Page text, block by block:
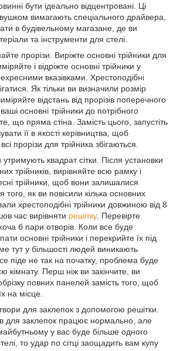
бути ідеально відцентровані. Ці
вушком вимагають спеціального драйвера,
в будівельному магазане, де ви
та інструменти для стелі.
прорізи. Виріжте основні трійники для
і відріжте основні трійники у
вказівками. Хрестоподібні
Як тільки ви визначили розмір
відстань від прорізів поперечного
ваші основні трійники до потрібного
що пряма стіна. Замість цього, запустіть
її в якості керівництва, щоб
прорізи для трійника збігаються.
утримують квадрат сітки. Після установки
трійників, вирівняйте всю рамку і
трійники, щоб вони залишалися
того, як ви повісили кілька основних
хрестоподібні трійники довжиною від 8
час вирівняти решітку. Перевірте
б пари отворів. Коли все буде
основні трійники і перекрийте їх під
тут у більшості людей виникають
піде не так на початку, проблема буде
кімнату. Перш ніж ви закінчите, ви
повних панелей замість того, щоб
на місце.
для заклепок з допомогою решітки.
для заклепок працює нормально, але
у вас буде більше одного
то удар по сітці заощадить вам купу